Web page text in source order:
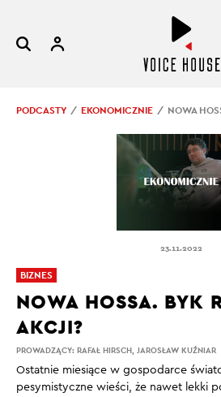
PODCASTY EKONOMICZNIE NOWA
23.11.2022
PROWADZĄCY: RAFAŁ HIRSCH, JAROSŁAW KUŹNIAR
NOWA HOSSA. BYK
AKCJI?
Ostatnie miesiące w gospodarce
pesymistyczne wieści, że nawet lekki
BIZNES